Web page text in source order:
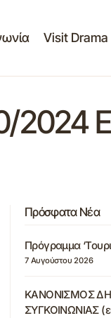
Visit Drama
2024
Πρόσφατα Νέα
Πρόγραμμα
7 Αυγούστου 2026
ΚΑΝΟΝΙΣΜΟΣ
ΣΥΓΚΟΙΝΩΝΙΑΣ